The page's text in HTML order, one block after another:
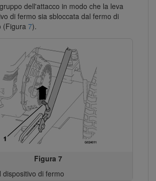
dell'attacco in modo che la leva
di fermo sia sbloccata dal fermo di
(Figura 7).
Figura 7
dispositivo di fermo